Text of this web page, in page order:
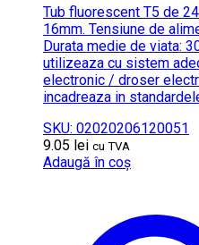
Tub fluorescent T5 de
16mm. Tensiune de
Durata medie de viata:
utilizeaza cu sistem
electronic / droser
incadreaza in
SKU: 02020206120051
9.05 lei cu TVA
Adaugă în coș